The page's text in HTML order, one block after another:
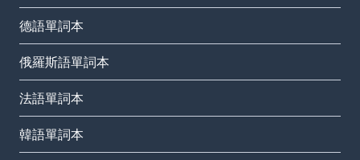
德語單詞本
俄羅斯語單詞本
法語單詞本
韓語單詞本